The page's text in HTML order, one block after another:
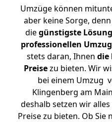
Umzüge können
aber keine Sorge,
diegünstigste Lösung
professionellen
stets daran, Ihnen die
Preisezu bieten. Wir
bei einem Umzug
Klingenberg am
deshalb setzen wir
Preise zu bieten. Ob Sie